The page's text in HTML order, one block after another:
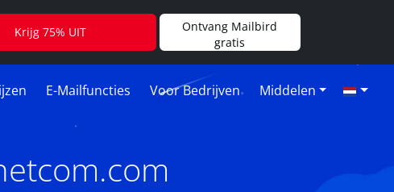
E-Mailfuncties Voor Bedrijven Middelen
Krijg 75% UIT
Ontvang Mailbird
gratis